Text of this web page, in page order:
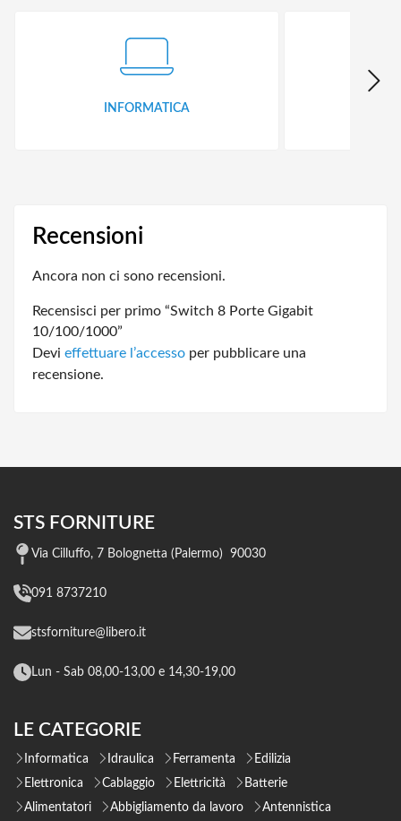
INFORMATICA
Recensioni
Ancora non ci sono recensioni.
Recensisci per primo “Switch 8 Porte Gigabit
10/100/1000”
Devi effettuare l’accesso per pubblicare una
recensione.
STS FORNITURE
Via Cilluffo, 7 Bolognetta (Palermo) 90030
091 8737210
stsforniture@libero.it
Lun - Sab 08,00-13,00 e 14,30-19,00
LE CATEGORIE
Informatica Idraulica Ferramenta
Edilizia
Elettronica
Cablaggio Elettricità
Batterie
Alimentatori
Abbigliamento da lavoro Antennistica